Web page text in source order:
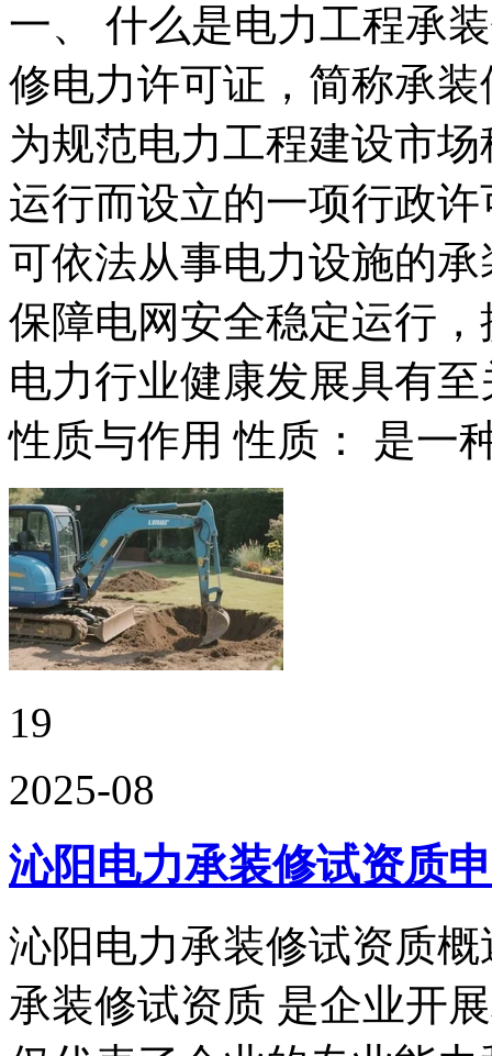
一、 什么是电力工程承
修电力许可证，简称承
为规范电力工程建设市
运行而设立的一项行政
可依法从事电力设施的
保障电网安全稳定运行
电力行业健康发展具有
性质与作用 性质： 是一
19
2025-08
沁阳电力承装修试资质
沁阳电力承装修试资质
承装修试资质 是企业开